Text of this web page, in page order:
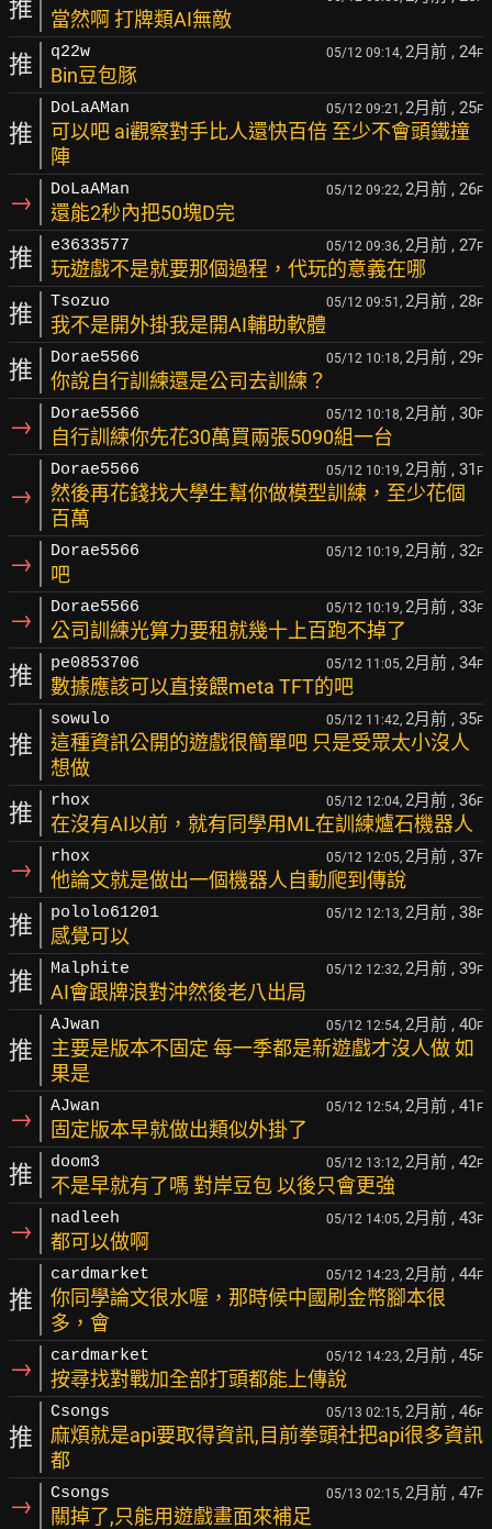
推 當然啊 打牌類AI無敵
推 q22w 05/12 09:14, 2月前 , 24F
Bin豆包豚
推
DoLaAMan 05/12 09:21, 2月前 , 25F
可以吧 ai觀察對手比人還快百倍 至少不會頭鐵撞
陣
→ DoLaAMan 05/12 09:22, 2月前 , 26F
還能2秒內把50塊D完
推 e3633577 05/12 09:36, 2月前 , 27F
玩遊戲不是就要那個過程，代玩的意義在哪
推 Tsozuo 05/12 09:51, 2月前 , 28F
我不是開外掛我是開AI輔助軟體
推 Dorae5566 05/12 10:18, 2月前 , 29F
你說自行訓練還是公司去訓練？
→ Dorae5566 05/12 10:18, 2月前 , 30F
自行訓練你先花30萬買兩張5090組一台
→
Dorae5566 05/12 10:19, 2月前 , 31 F
然後再花錢找大學生幫你做模型訓練，至少花個
百萬
→ Dorae5566 05/12 10:19, 2月前 , 32F
吧
→ Dorae5566 05/12 10:19, 2月前 , 33F
公司訓練光算力要租就幾十上百跑不掉了
推 pe0853706 05/12 11:05, 2月前 , 34F
數據應該可以直接餵meta TFT的吧
推
sowulo 05/12 11:42, 2月前 , 35F
這種資訊公開的遊戲很簡單吧 只是受眾太小沒人
想做
推 rhox 05/12 12:04, 2月前 , 36F
在沒有AI以前，就有同學用ML在訓練爐石機器人
→ rhox 05/12 12:05, 2月前 , 37F
他論文就是做出一個機器人自動爬到傳說
推 pololo61201 05/12 12:13, 2月前 , 38F
感覺可以
推 Malphite 05/12 12:32, 2月前 , 39F
AI會跟牌浪對沖然後老八出局
推
AJwan 05/12 12:54, 2月前 , 40F
主要是版本不固定 每一季都是新遊戲才沒人做 如
果是
→ AJwan 05/12 12:54, 2月前 , 41 F
固定版本早就做出類似外掛了
推 doom3 05/12 13:12, 2月前 , 42F
不是早就有了嗎 對岸豆包 以後只會更強
→ nadleeh 05/12 14:05, 2月前 , 43F
都可以做啊
推
cardmarket 05/12 14:23, 2月前 , 44F
你同學論文很水喔，那時候中國刷金幣腳本很
多，會
→ cardmarket 05/12 14:23, 2月前 , 45F
按尋找對戰加全部打頭都能上傳說
推
Csongs 05/13 02:15, 2月前 , 46F
麻煩就是api要取得資訊,目前拳頭社把api很多資訊
都
→ Csongs 05/13 02:15, 2月前 , 47F
關掉了,只能用遊戲畫面來補足